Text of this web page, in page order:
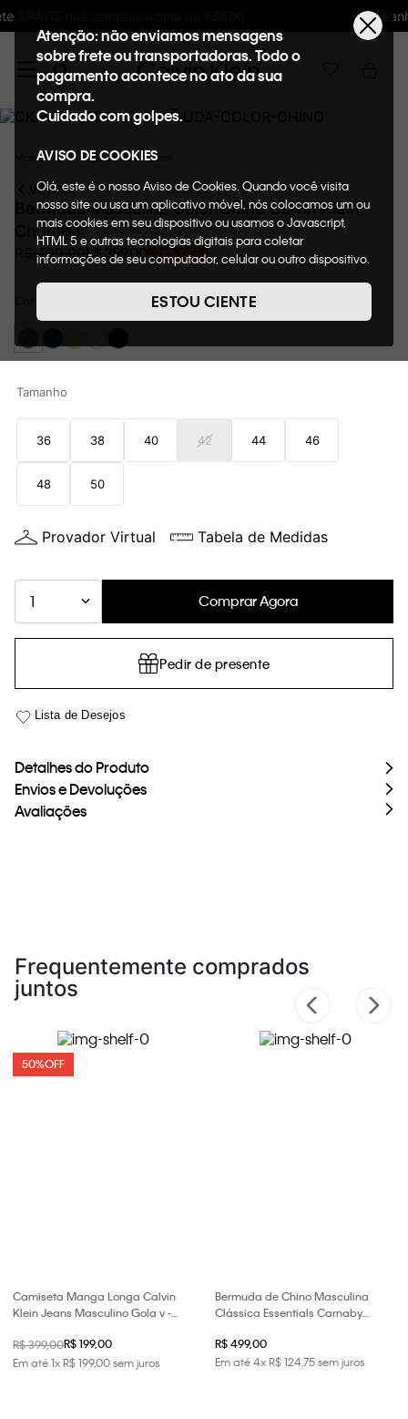
Ganhe 10% de GIFTBACK em todas as compras
Atenção: não enviamos mensagens
sobre frete ou transportadoras. Todo o
pagamento acontece no ato da sua
compra.
Cuidado com golpes.
AVISO DE COOKIES
Olá, este é o nosso Aviso de Cookies. Quando você visita
nosso site ou usa um aplicativo móvel, nós colocamos um ou
mais cookies em seu dispositivo ou usamos o Javascript,
HTML 5 e outras tecnologias digitais para coletar
informações de seu computador, celular ou outro dispositivo.
de cookies, informaremos quais cookies usaremos e quais
suas funções. A forma como processamos os dados
nosso Aviso de Privacidade. Quando você visita nosso site,
fornecer a você toda a funcionalidade do site, incluindo,
loja virtual. Para maiores informações sobre o nosso aviso de
Cookies acesse o link.
ESTOU CIENTE
Masculino Roupas Bermudas
VOLTAR
Bermuda Masculina Color Chino Calvin Klein
Chumbo
499 R$ 359,00 OFF
Tamanho
36 38 40 42 44 46
48 50
Provador Virtual Tabela de Medidas
1 Comprar Agora
Pedir de presente
Detalhes do Produto
Envios e Devoluções
Avaliações
Frequentemente comprados
juntos
50%OFF
Camiseta Manga Longa Calvin
Klein Jeans Masculino Gola v -
R$ 399,00R$ 199,00
Em até1xR$199,00sem juros
Bermuda de Chino Masculina
Clássica Essentials Carnaby
R$ 499,00
Em até4xR$12475sem juros